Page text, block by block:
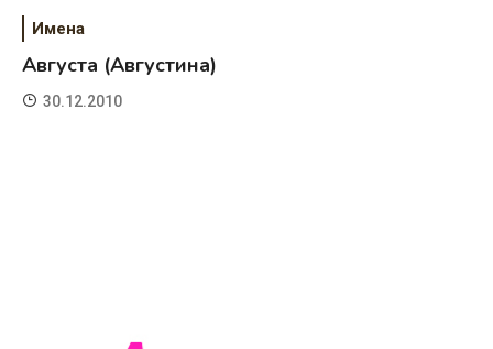
Имена
Августа (Августина)
30.12.2010